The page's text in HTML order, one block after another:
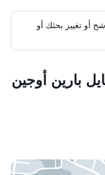
أو تغيير بحثك أو
بارين أوجين